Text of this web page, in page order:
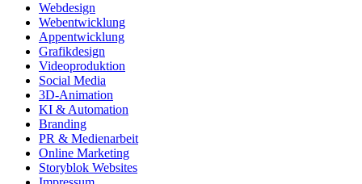
Webdesign
Webentwicklung
Appentwicklung
Grafikdesign
Videoproduktion
Social Media
3D-Animation
KI & Automation
Branding
PR & Medienarbeit
Online Marketing
Storyblok Websites